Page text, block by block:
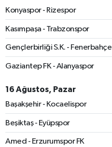
Konyaspor - Rizespor
Kasımpaşa - Trabzonspor
Gençlerbirliği S.K. - Fenerbahçe
Gaziantep FK - Alanyaspor
16 Ağustos, Pazar
Başakşehir - Kocaelispor
Beşiktaş - Eyüpspor
Amed - Erzurumspor FK